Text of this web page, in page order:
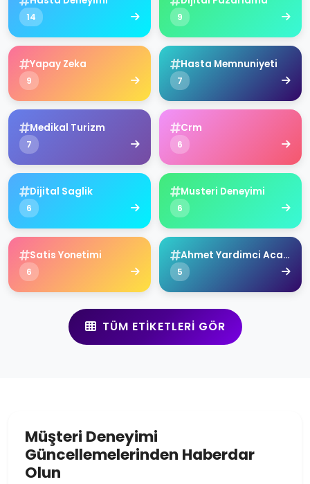
14 9
Yapay Zeka
9
Hasta Memnuniyeti
7
Medikal Turizm
7
Crm
6
Dijital Saglik
6
Musteri Deneyimi
6
Satis Yonetimi
6
Ahmet Yardimci Academy
5
TÜM ETIKETLERI GÖR
Müşteri Deneyimi
Güncellemelerinden Haberdar
Olun